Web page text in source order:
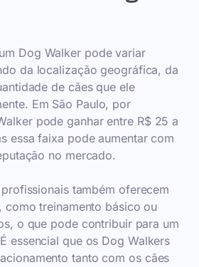
Dog Walker pode variar
da localização geográfica, da
de cães que ele
Em São Paulo, por
pode ganhar entre R$ 25 a
essa faixa pode aumentar com
no mercado.
também oferecem
como treinamento básico ou
o que pode contribuir para um
essencial que os Dog Walkers
tanto com os cães